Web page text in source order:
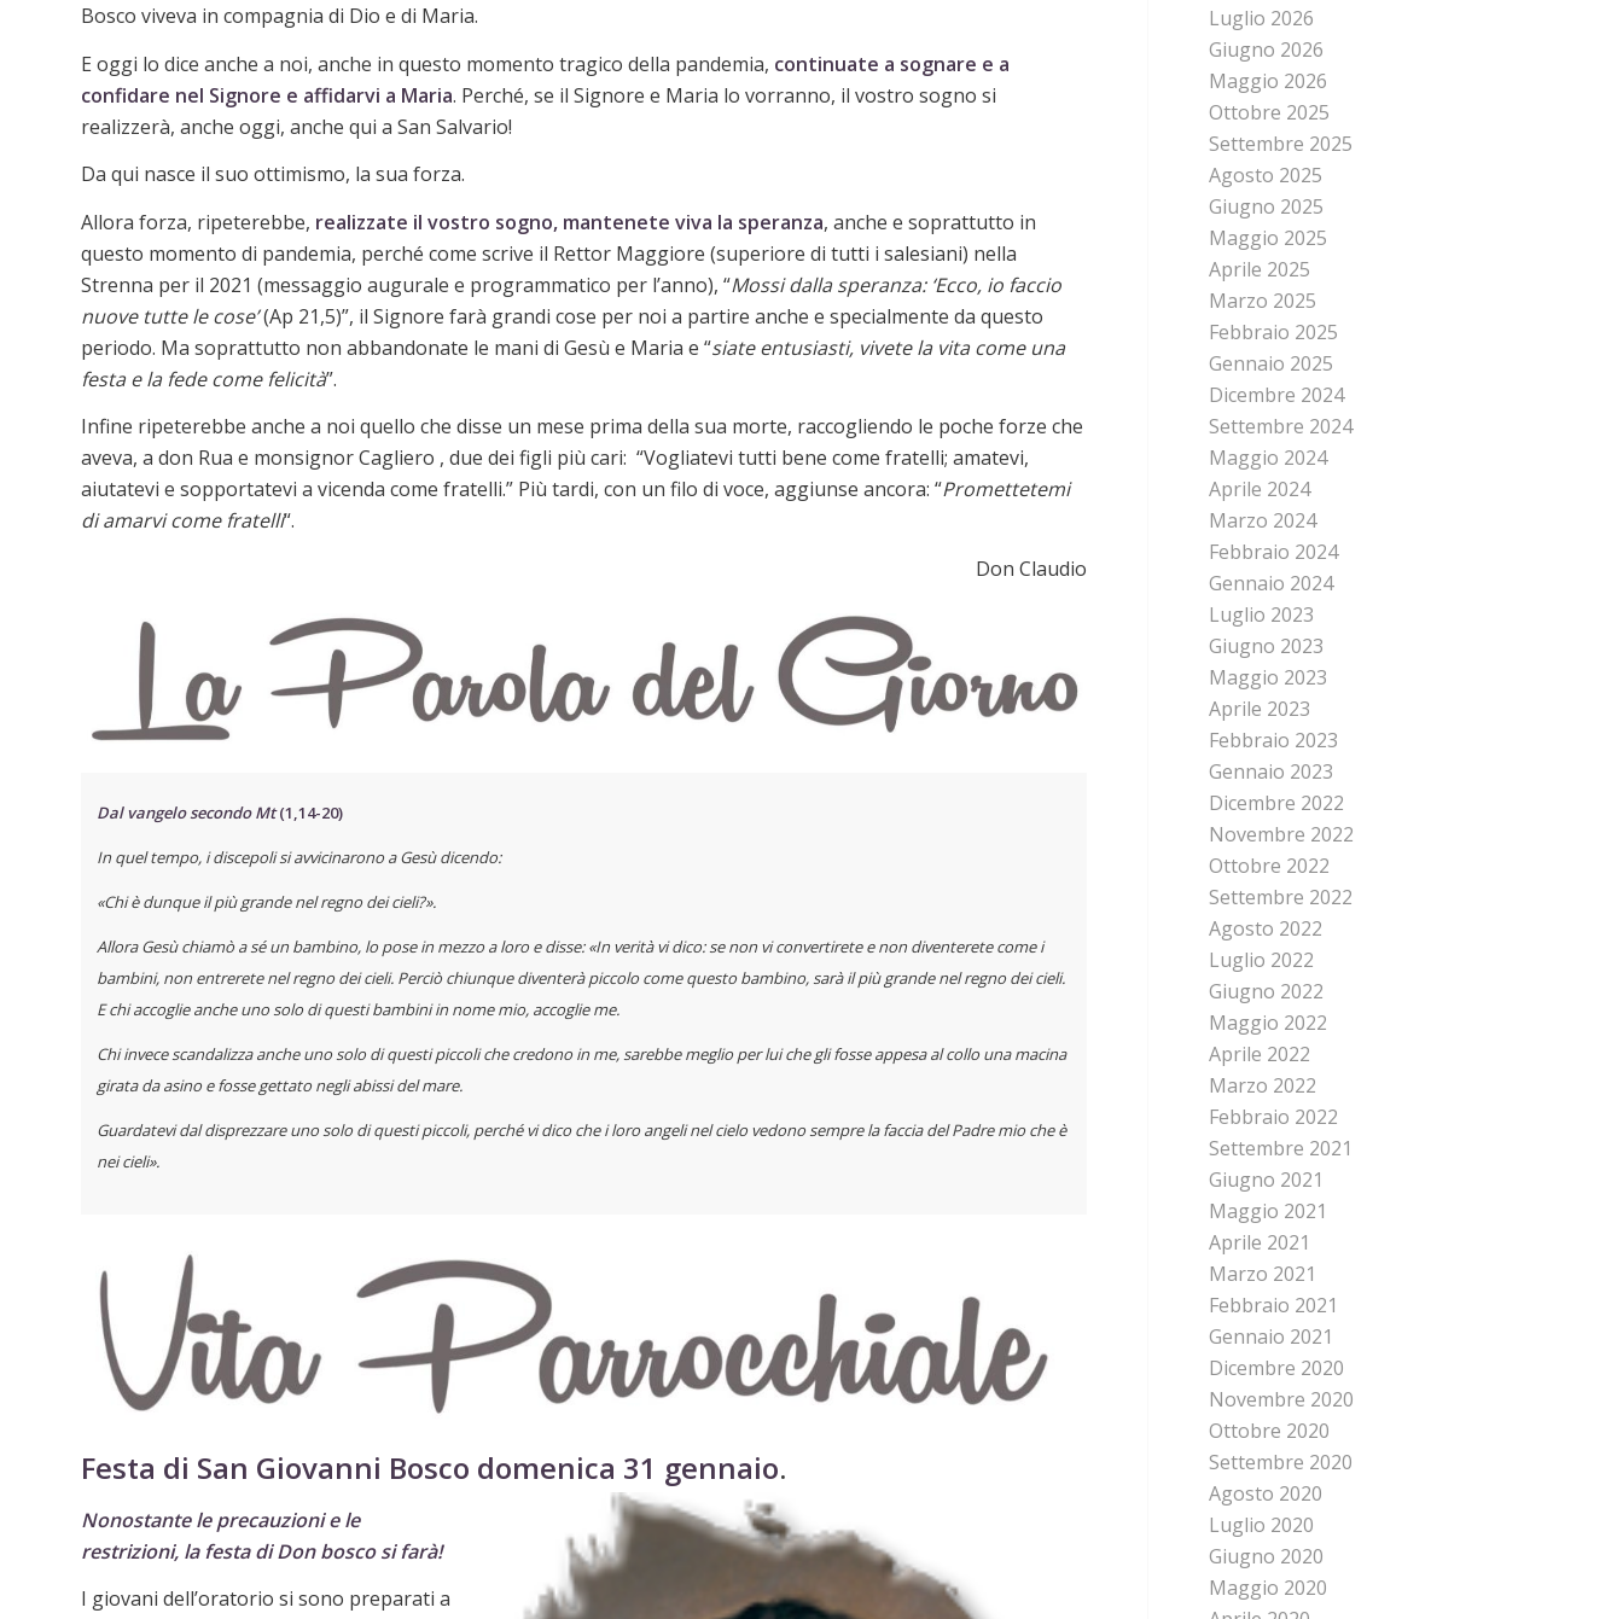
Bosco viveva in compagnia di Dio e di Maria.
E oggi lo dice anche a noi, anche in questo momento tragico della pandemia, continuate a sognare e a
confidare nel Signore e affidarvi a Maria. Perché, se il Signore e Maria lo vorranno, il vostro sogno si
realizzerà, anche oggi, anche qui a San Salvario!
Da qui nasce il suo ottimismo, la sua forza.
Allora forza, ripeterebbe, realizzate il vostro sogno, mantenete viva la speranza, anche e soprattutto in
questo momento di pandemia, perché come scrive il Rettor Maggiore (superiore di tutti i salesiani) nella
Strenna per il 2021 (messaggio augurale e programmatico per l’anno), “Mossi dalla speranza: ‘Ecco, io faccio
nuove tutte le cose’(Ap 21,5)”, il Signore farà grandi cose per noi a partire anche e specialmente da questo
periodo. Ma soprattutto non abbandonate le mani di Gesù e Maria e “siate entusiasti, vivete la vita come una
festa e la fede come felicità”.
Infine ripeterebbe anche a noi quello che disse un mese prima della sua morte, raccogliendo le poche forze che
aveva, a don Rua e monsignor Cagliero , due dei figli più cari: “Vogliatevi tutti bene come fratelli; amatevi,
aiutatevi e sopportatevi a vicenda come fratelli.” Più tardi, con un filo di voce, aggiunse ancora: “Promettetemi
di amarvi come fratelli“.
Don Claudio
Dal vangelo secondo Mt(1,14-20)
In quel tempo, i discepoli si avvicinarono a Gesù dicendo:
«Chi è dunque il più grande nel regno dei cieli?».
Allora Gesù chiamò a sé un bambino, lo pose in mezzo a loro e disse: «In verità vi dico: se non vi convertirete e non diventerete come i
bambini, non entrerete nel regno dei cieli. Perciò chiunque diventerà piccolo come questo bambino, sarà il più grande nel regno dei cieli.
E chi accoglie ancheuno solo di questi bambini in nome mio, accoglie me.
Chi invece scandalizza anche uno solo di questi piccoli che credono in me,sarebbe meglio per lui che gli fosse appesa al collo una macina
girata daasino e fosse gettato negli abissi del mare.
Guardatevi dal disprezzare uno solo di questi piccoli, perché vi dico chei loro angeli nel cielo vedono sempre la faccia del Padre mio che è
nei cieli».
Festa di San Giovanni Bosco domenica 31 gennaio.
Nonostante le precauzioni e le
restrizioni, la festa di Don bosco si farà!
I giovani dell’oratorio si sono preparati a
Luglio 2026
Giugno 2026
Maggio 2026
Ottobre 2025
Settembre 2025
Agosto 2025
Giugno 2025
Maggio 2025
Aprile 2025
Marzo 2025
Febbraio 2025
Gennaio 2025
Dicembre 2024
Settembre 2024
Maggio 2024
Aprile 2024
Marzo 2024
Febbraio 2024
Gennaio 2024
Luglio 2023
Giugno 2023
Maggio 2023
Aprile 2023
Febbraio 2023
Gennaio 2023
Dicembre 2022
Novembre 2022
Ottobre 2022
Settembre 2022
Agosto 2022
Luglio 2022
Giugno 2022
Maggio 2022
Aprile 2022
Marzo 2022
Febbraio 2022
Settembre 2021
Giugno 2021
Maggio 2021
Aprile 2021
Marzo 2021
Febbraio 2021
Gennaio 2021
Dicembre 2020
Novembre 2020
Ottobre 2020
Settembre 2020
Agosto 2020
Luglio 2020
Giugno 2020
Maggio 2020